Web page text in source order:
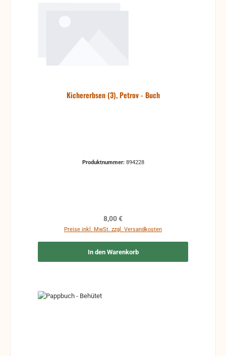
Kichererbsen (3), Petrov - Buch
Produktnummer: 894228
Regulärer Preis:
8,00 €
Preise inkl. MwSt. zzgl. Versandkosten
In den Warenkorb